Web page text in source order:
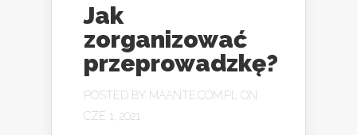
Jak
zorganizować
przeprowadzkę?
POSTED BY MAANTE.COM.PL
ON
CZE 1, 2021